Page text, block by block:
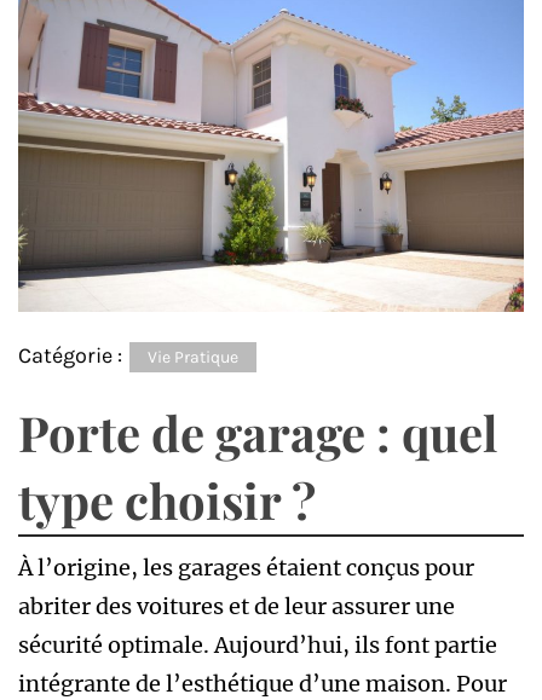
Catégorie : Vie Pratique
Porte de garage : quel
type choisir ?
À l’origine, les garages étaient conçus pour
abriter des voitures et de leur assurer une
sécurité optimale. Aujourd’hui, ils font partie
intégrante de l’esthétique d’une maison. Pour